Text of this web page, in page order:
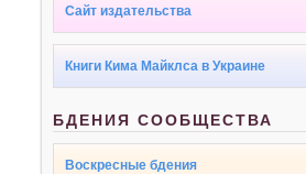
Сайт издательства
Книги Кима Майклса в Украине
БДЕНИЯ СООБЩЕСТВА
Воскресные бдения